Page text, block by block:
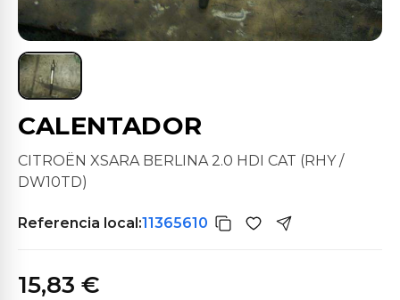
CALENTADOR
CITROËN XSARA BERLINA 2.0 HDI CAT (RHY /
DW10TD)
Referencia local:11365610
15,83 €